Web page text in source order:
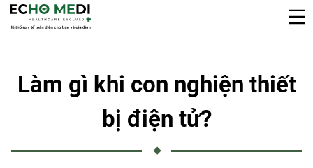
Làm gì khi con nghiện thiết
bị điện tử?